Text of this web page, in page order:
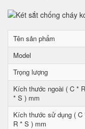
Tên sản phẩm
Model
Trọng lượng
Kích thước ngoài ( C * R
* S ) mm
Kích thước sử dụng ( C
R * S ) mm